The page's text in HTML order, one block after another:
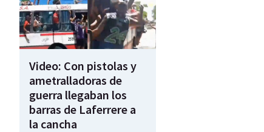
Video: Con pistolas y
ametralladoras de
guerra llegaban los
barras de Laferrere a
la cancha